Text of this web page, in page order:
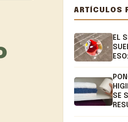
ARTÍCULOS
EL
SE